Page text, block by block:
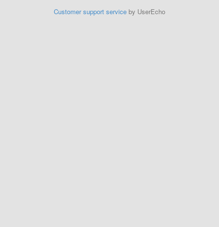
Customer support service by UserEcho